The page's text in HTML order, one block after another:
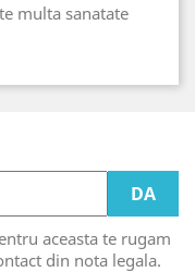
multa sanatate
aceasta te rugam
din nota legala.